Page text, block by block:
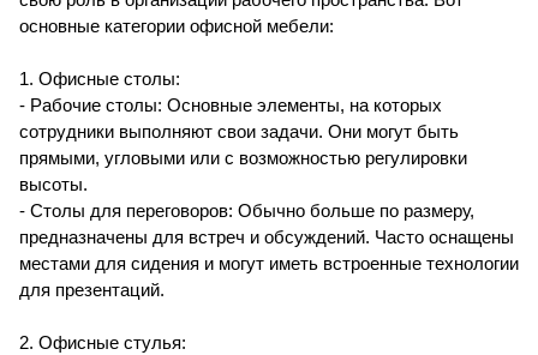
основные категории офисной мебели:
1. Офисные столы:
- Рабочие столы: Основные элементы, на которых
сотрудники выполняют свои задачи. Они могут быть
прямыми, угловыми или с возможностью регулировки
высоты.
- Столы для переговоров: Обычно больше по размеру,
предназначены для встреч и обсуждений. Часто оснащены
местами для сидения и могут иметь встроенные технологии
для презентаций.
2. Офисные стулья: